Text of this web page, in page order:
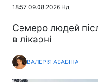
18:57 09.08.2026 Нд
Cемеро людей
в лікарні
ВАЛЕРІЯ АБАБІНА